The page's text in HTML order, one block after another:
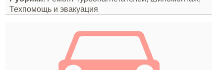
Техпомощь и эвакуация